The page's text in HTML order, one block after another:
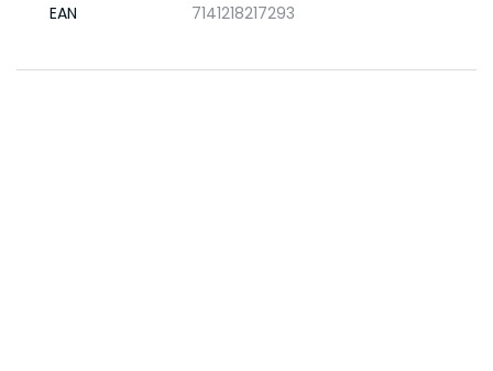
EAN 7141218217293